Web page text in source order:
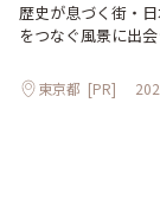
歴史が息づく街・
をつなぐ風景に出
東京都 [PR]